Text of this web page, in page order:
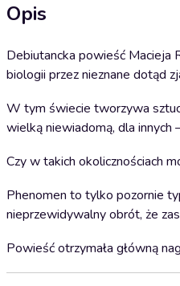
Opis
Debiutancka powieść Macieja
biologii przez nieznane dotąd
W tym świecie tworzywa
wielką niewiadomą, dla innych
Czy w takich okolicznościach
Phenomen to tylko pozornie
nieprzewidywalny obrót, że
Powieść otrzymała główną